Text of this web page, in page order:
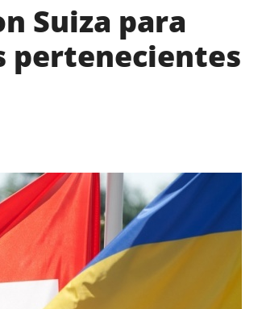
ADICIONAL
Podcasts
Publicaciones
Releases
Suiza para